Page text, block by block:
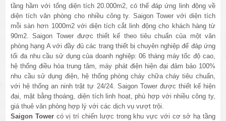
tầng hầm với tổng diện tích 20.000m2, có thể đáp ứng linh động về
diện tích văn phòng cho nhiều công ty. Saigon Tower với diện tích
mỗi sàn hơn 1000m2 với diện tích cắt linh động cho khách hàng từ
90m2. Saigon Tower được thiết kế theo tiêu chuẩn của một văn
phòng hạng A với đầy đủ các trang thiết bị chuyên nghiệp để đáp ứng
tối đa nhu cầu sử dụng của doanh nghiệp: 06 tháng máy tốc độ cao,
hệ thống điều hòa trung tâm, máy phát điện hiện đại đảm bảo 100%
nhu cầu sử dụng điện, hệ thống phòng cháy chữa cháy tiêu chuẩn,
với hệ thống an ninh trật tự 24/24. Saigon Tower được thiết kế hiện
đại, mặt bằng thoáng, diện tích linh hoạt, phù hợp với nhiều công ty,
giá thuê văn phòng hợp lý với các dịch vụ vượt trội.
Saigon Tower có vị trí chiến lược trong khu vực với cơ sở hạ tầng